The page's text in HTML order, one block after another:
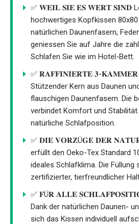
✅ 𝐖𝐄𝐈𝐋 𝐒𝐈𝐄 𝐄𝐒 𝐖𝐄𝐑𝐓 𝐒𝐈𝐍𝐃
hochwertiges Kopfkissen
natürlichen Daunenfasern,
geniessen Sie auf Jahre die
Schlafen Sie wie im Hotel-Bett.
✅ 𝐑𝐀𝐅𝐅𝐈𝐍𝐈𝐄𝐑𝐓𝐄 𝟑-
Stützender Kern aus Daunen
flauschigen Daunenfasern. Die
verbindet Komfort und
natürliche Schlafposition.
✅ 𝐃𝐈𝐄 𝐕𝐎𝐑𝐙Ü𝐆𝐄 𝐃𝐄𝐑 𝐍𝐀𝐓𝐔𝐑
erfüllt den Oeko-Tex Standard
ideales Schlafklima. Die Füllung
zertifizierter, tierfreundlicher
✅ 𝐅Ü𝐑 𝐀𝐋𝐋𝐄
Dank der natürlichen Daunen-
sich das Kissen individuell